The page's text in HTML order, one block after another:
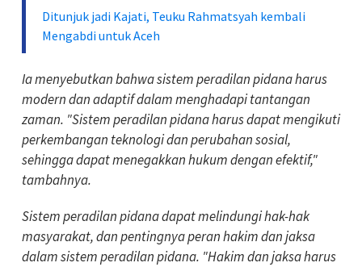
Ditunjuk jadi Kajati, Teuku Rahmatsyah kembali
Mengabdi untuk Aceh
Ia menyebutkan bahwa sistem peradilan pidana harus
modern dan adaptif dalam menghadapi tantangan
zaman. "Sistem peradilan pidana harus dapat mengikuti
perkembangan teknologi dan perubahan sosial,
sehingga dapat menegakkan hukum dengan efektif,"
tambahnya.
Sistem peradilan pidana dapat melindungi hak-hak
masyarakat, dan pentingnya peran hakim dan jaksa
dalam sistem peradilan pidana. "Hakim dan jaksa harus